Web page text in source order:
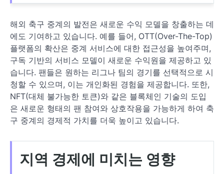
해외 축구 중계의 발전은 새로운 수익 모델을 창출하는 데
에도 기여하고 있습니다. 예를 들어, OTT(Over-The-Top)
플랫폼의 확산은 중계 서비스에 대한 접근성을 높여주며,
구독 기반의 서비스 모델이 새로운 수익원을 제공하고 있
습니다. 팬들은 원하는 리그나 팀의 경기를 선택적으로 시
청할 수 있으며, 이는 개인화된 경험을 제공합니다. 또한,
NFT(대체 불가능한 토큰)와 같은 블록체인 기술의 도입
은 새로운 형태의 팬 참여와 상호작용을 가능하게 하여 축
구 중계의 경제적 가치를 더욱 높이고 있습니다.
지역 경제에 미치는 영향